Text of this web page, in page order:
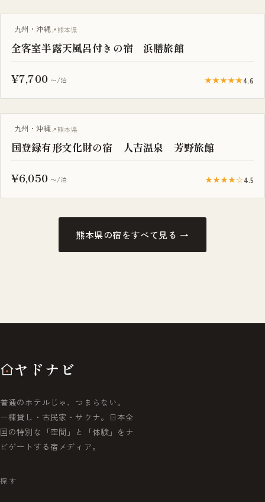
温泉旅館
九州・沖縄 熊本県
全客室半露天風呂付きの宿 浜膳旅館
¥7,700 〜/泊 ★★★★★4.6
温泉旅館
九州・沖縄 熊本県
国登録有形文化財の宿 人吉温泉 芳野旅館
¥6,050 〜/泊 ★★★★☆4.5
熊本県の宿をすべて見る →
ヤドナビ
普通のホテルじゃ、つまらない。
一棟貸し・古民家・サウナ。日本全
国の特別な「空間」と「体験」をナ
ビゲートする宿メディア。
探す